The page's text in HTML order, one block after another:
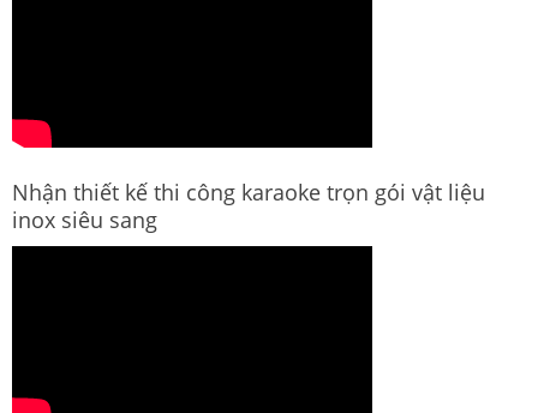
Nhận thiết kế thi công karaoke trọn gói vật liệu
inox siêu sang